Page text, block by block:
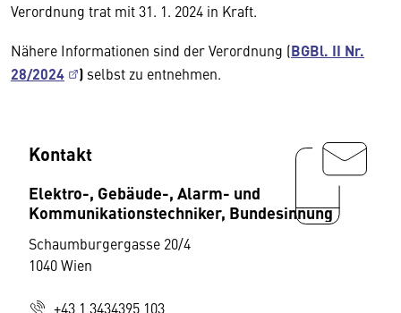
Verordnung trat mit 31. 1. 2024 in Kraft.
Nähere Informationen sind der Verordnung (BGBl. II Nr.
28/2024
) selbst zu entnehmen.
Kontakt
Elektro-, Gebäude-, Alarm- und
Kommunikationstechniker, Bundesinnung
Schaumburgergasse 20/4
1040 Wien
+43 1 3434395 103